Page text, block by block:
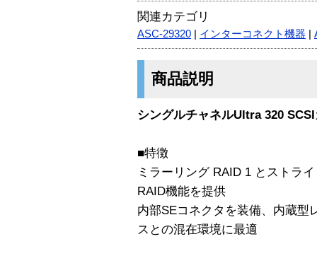
関連カテゴリ
ASC-29320 インターコネクト機器
商品説明
シングルチャネルUltra 320
■特徴
ミラーリング RAID 1 とストラ
RAID機能を提供
内部SEコネクタを装備、内蔵型
スとの混在環境に最適